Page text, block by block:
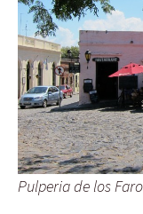
Pulperia de los